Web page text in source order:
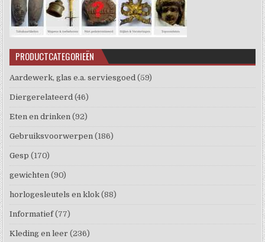
PRODUCTCATEGORIEËN
Aardewerk, glas e.a. serviesgoed (59)
Diergerelateerd (46)
Eten en drinken (92)
Gebruiksvoorwerpen (186)
Gesp (170)
gewichten (90)
horlogesleutels en klok (88)
Informatief (77)
Kleding en leer (236)